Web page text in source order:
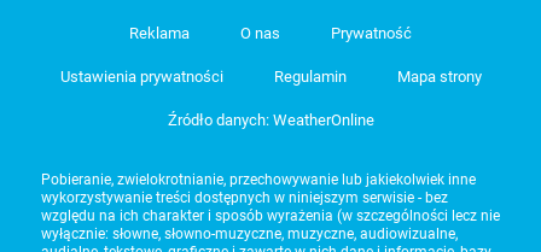
Reklama O nas Prywatność
Ustawienia prywatności Regulamin Mapa strony
Źródło danych: WeatherOnline
Pobieranie, zwielokrotnianie, przechowywanie lub jakiekolwiek inne
wykorzystywanie treści dostępnych w niniejszym serwisie - bez
względu na ich charakter i sposób wyrażenia (w szczególności lecz nie
wyłącznie: słowne, słowno-muzyczne, muzyczne, audiowizualne,